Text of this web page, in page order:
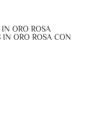
ORO ROSA
ORO ROSA CON